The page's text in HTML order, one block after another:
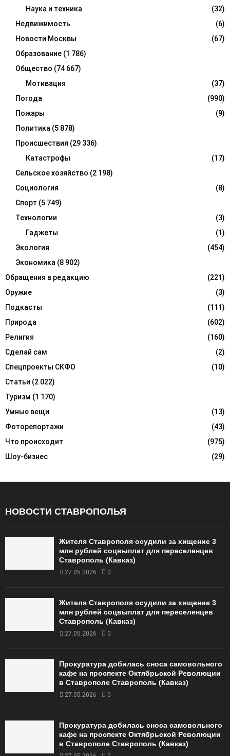
Наука и техника
(32)
Недвижимость
(6)
Новости Москвы
(67)
Образование (1 786)
Общество (74 667)
Мотивация
(37)
Погода
(990)
Пожары
(9)
Политика (5 878)
Происшествия (29 336)
Катастрофы
(17)
Сельское хозяйство (2 198)
Социология
(8)
Спорт (5 749)
Технологии
(3)
Гаджеты
(1)
Экология
(454)
Экономика (8 902)
Обращения в редакцию
(221)
Оружие
(3)
Подкасты
(111)
Природа
(602)
Религия
(160)
Сделай сам
(2)
Спецпроекты СКФО
(10)
Статьи (2 022)
Туризм (1 170)
Умные вещи
(13)
Фоторепортажи
(43)
Что происходит
(975)
Шоу-бизнес
(29)
НОВОСТИ СТАВРОПОЛЬЯ
Жителя Ставрополя осудили за хищение 3
млн рублей соцвыплат для переселенцев
Ставрополь (Кавказ)
27.05.2026 0
Жителя Ставрополя осудили за хищение 3
млн рублей соцвыплат для переселенцев
Ставрополь (Кавказ)
27.05.2026 0
Прокуратура добилась сноса самовольного
кафе на проспекте Октябрьской Революции
в Ставрополе Ставрополь (Кавказ)
27.05.2026 0
Прокуратура добилась сноса самовольного
кафе на проспекте Октябрьской Революции
в Ставрополе Ставрополь (Кавказ)